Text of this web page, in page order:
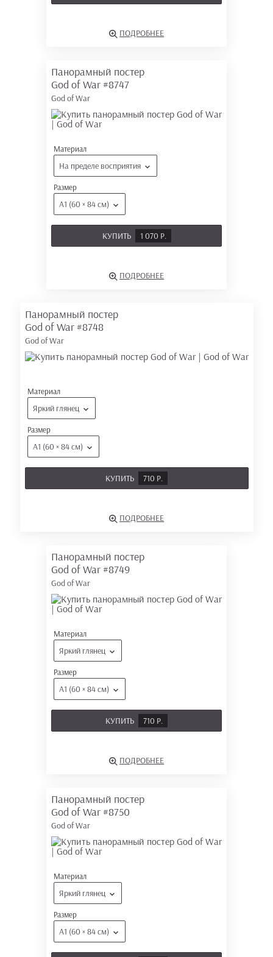
ПОДРОБНЕЕ
Панорамный постер
God of War #8747
God of War
Материал
На пределе восприятия
Размер
А1 (60 × 84 см)
КУПИТЬ 1 070 Р.
ПОДРОБНЕЕ
Панорамный постер
God of War #8748
God of War
Материал
Яркий глянец
Размер
А1 (60 × 84 см)
КУПИТЬ 710 Р.
ПОДРОБНЕЕ
Панорамный постер
God of War #8749
God of War
Материал
Яркий глянец
Размер
А1 (60 × 84 см)
КУПИТЬ 710 Р.
ПОДРОБНЕЕ
Панорамный постер
God of War #8750
God of War
Материал
Яркий глянец
Размер
А1 (60 × 84 см)